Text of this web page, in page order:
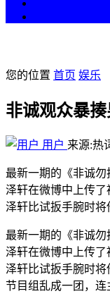
您的位置 首页 娱乐
非诚观众暴
用户 来源:热
最新一期的《非诚
泽轩在微博中上传
泽轩比试扳手腕时
最新一期的《非诚
泽轩在微博中上传
泽轩比试扳手腕时
节目组乱成一团，